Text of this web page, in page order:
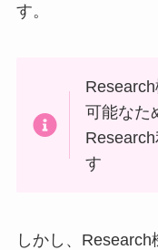
す。
可能なた
す
しかし、